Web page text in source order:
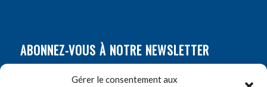
Gérer le consentement aux
ABONNEZ-VOUS À NOTRE NEWSLETTER